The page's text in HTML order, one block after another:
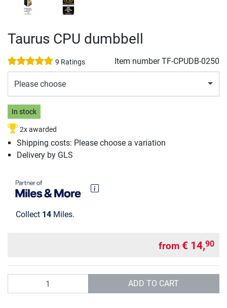
Taurus CPU dumbbell
9 Ratings Item numberTF-CPUDB-0250
Please choose
In stock
2x awarded
Shipping costs: Please choose a variation
Delivery by GLS
Collect 14 Miles.
from € 14,90
ADD TO CART